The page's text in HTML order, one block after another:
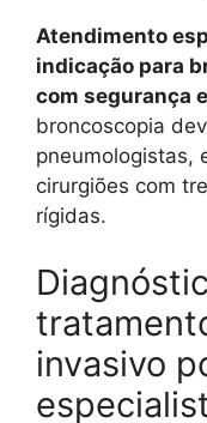
Atendimento
indicação para
com segurança
broncoscopia
pneumologistas,
cirurgiões com
rígidas.
invasivo